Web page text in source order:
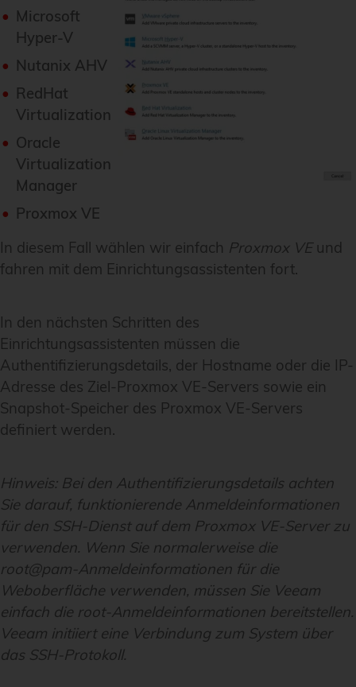
Microsoft
Hyper-V
Nutanix AHV
RedHat
Virtualization
Oracle
Virtualization
Manager
Proxmox VE
In diesem Fall wählen wir einfach Proxmox VEund
fahren mit dem Einrichtungsassistenten fort.
In den nächsten Schritten des
Einrichtungsassistenten müssen die
Authentifizierungsdetails, der Hostname oder die IP-
Adresse des Ziel-Proxmox VE-Servers sowie ein
Snapshot-Speicher des Proxmox VE-Servers
definiert werden.
Hinweis: Bei den Authentifizierungsdetails achten
Sie darauf, funktionierende Anmeldeinformationen
für den SSH-Dienst auf dem Proxmox VE-Server zu
verwenden. Wenn Sie normalerweise die
root@pam-Anmeldeinformationen für die
Weboberfläche verwenden, müssen Sie Veeam
einfach die root-Anmeldeinformationen bereitstellen.
Veeam initiiert eine Verbindung zum System über
das SSH-Protokoll.